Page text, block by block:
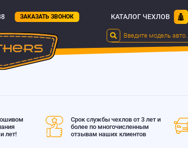
ЗАКАЗАТЬ ЗВОНОК КАТАЛОГ ЧЕХЛОВ
лет!
Срок службы чехлов от 3 лет и
более по многочисленным
отзывам наших клиентов